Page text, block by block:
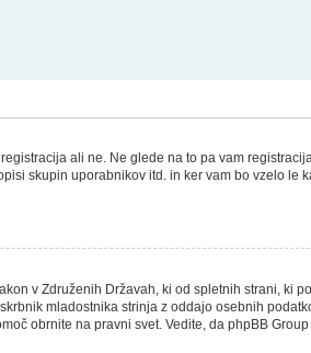
ali ne. Ne glede na to pa vam
skupin uporabnikov itd. in ker vam bo vzelo le
v Združenih Državah, ki od spletnih strani, ki
mladostnika strinja z oddajo osebnih
obrnite na pravni svet. Vedite, da phpBB